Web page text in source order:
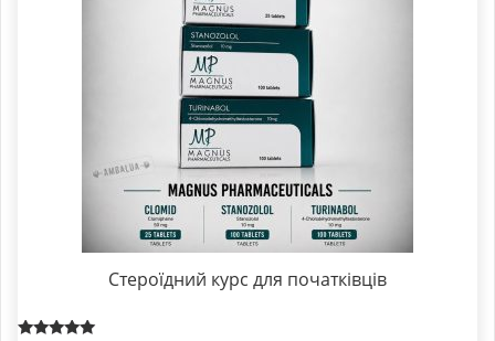
Стероїдний курс для початківців